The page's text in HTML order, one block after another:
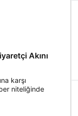
Akını
karşı
niteliğinde